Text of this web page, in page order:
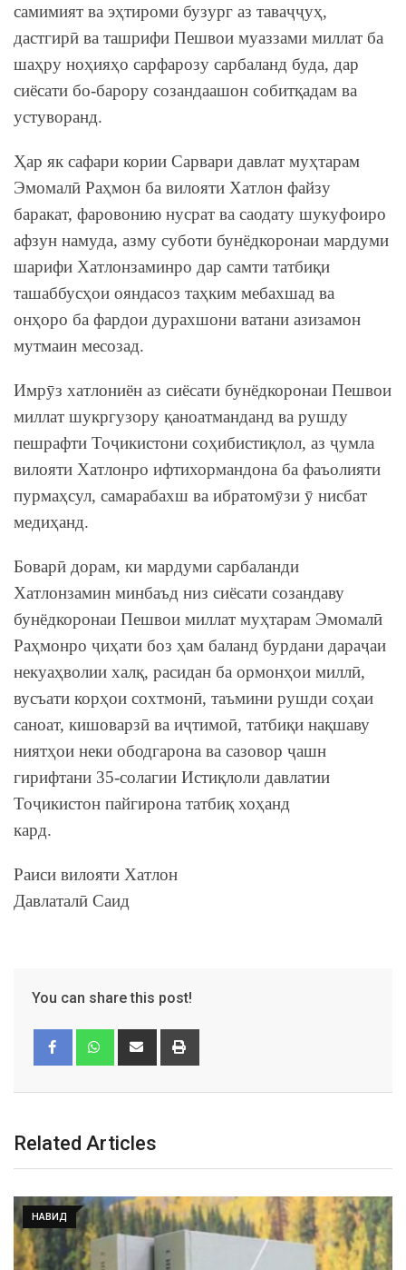
самимият ва эҳтироми бузург аз таваҷҷуҳ,
дастгирӣ ва ташрифи Пешвои муаззами миллат ба
шаҳру ноҳияҳо сарфарозу сарбаланд буда, дар
сиёсати бо-барору созандаашон собитқадам ва
устуворанд.
Ҳар як сафари кории Сарвари давлат муҳтарам
Эмомалӣ Раҳмон ба вилояти Хатлон файзу
баракат, фаровонию нусрат ва саодату шукуфоиро
афзун намуда, азму суботи бунёдкоронаи мардуми
шарифи Хатлонзаминро дар самти татбиқи
ташаббусҳои ояндасоз таҳким мебахшад ва
онҳоро ба фардои дурахшони ватани азизамон
мутмаин месозад.
Имрӯз хатлониён аз сиёсати бунёдкоронаи Пешвои
миллат шукргузору қаноатманданд ва рушду
пешрафти Тоҷикистони соҳибистиқлол, аз ҷумла
вилояти Хатлонро ифтихормандона ба фаъолияти
пурмаҳсул, самарабахш ва ибратомӯзи ӯ нисбат
медиҳанд.
Боварӣ дорам, ки мардуми сарбаланди
Хатлонзамин минбаъд низ сиёсати созандаву
бунёдкоронаи Пешвои миллат муҳтарам Эмомалӣ
Раҳмонро ҷиҳати боз ҳам баланд бурдани дараҷаи
некуаҳволии халқ, расидан ба ормонҳои миллӣ,
вусъати корҳои сохтмонӣ, таъмини рушди соҳаи
саноат, кишоварзӣ ва иҷтимоӣ, татбиқи нақшаву
ниятҳои неки ободгарона ва сазовор ҷашн
гирифтани 35-солагии Истиқлоли давлатии
Тоҷикистон пайгирона татбиқ хоҳанд
кард.
Раиси вилояти Хатлон
Давлаталӣ Саид
You can share this post!
Related Articles
НАВИД